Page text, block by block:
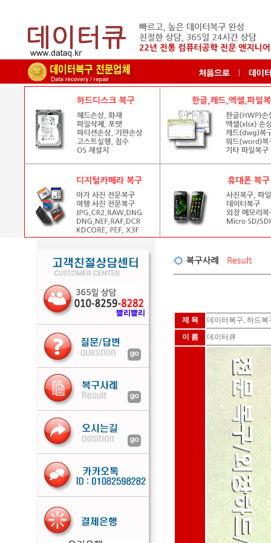
제 목
데이터복구, 하드복
이 름
데이터큐